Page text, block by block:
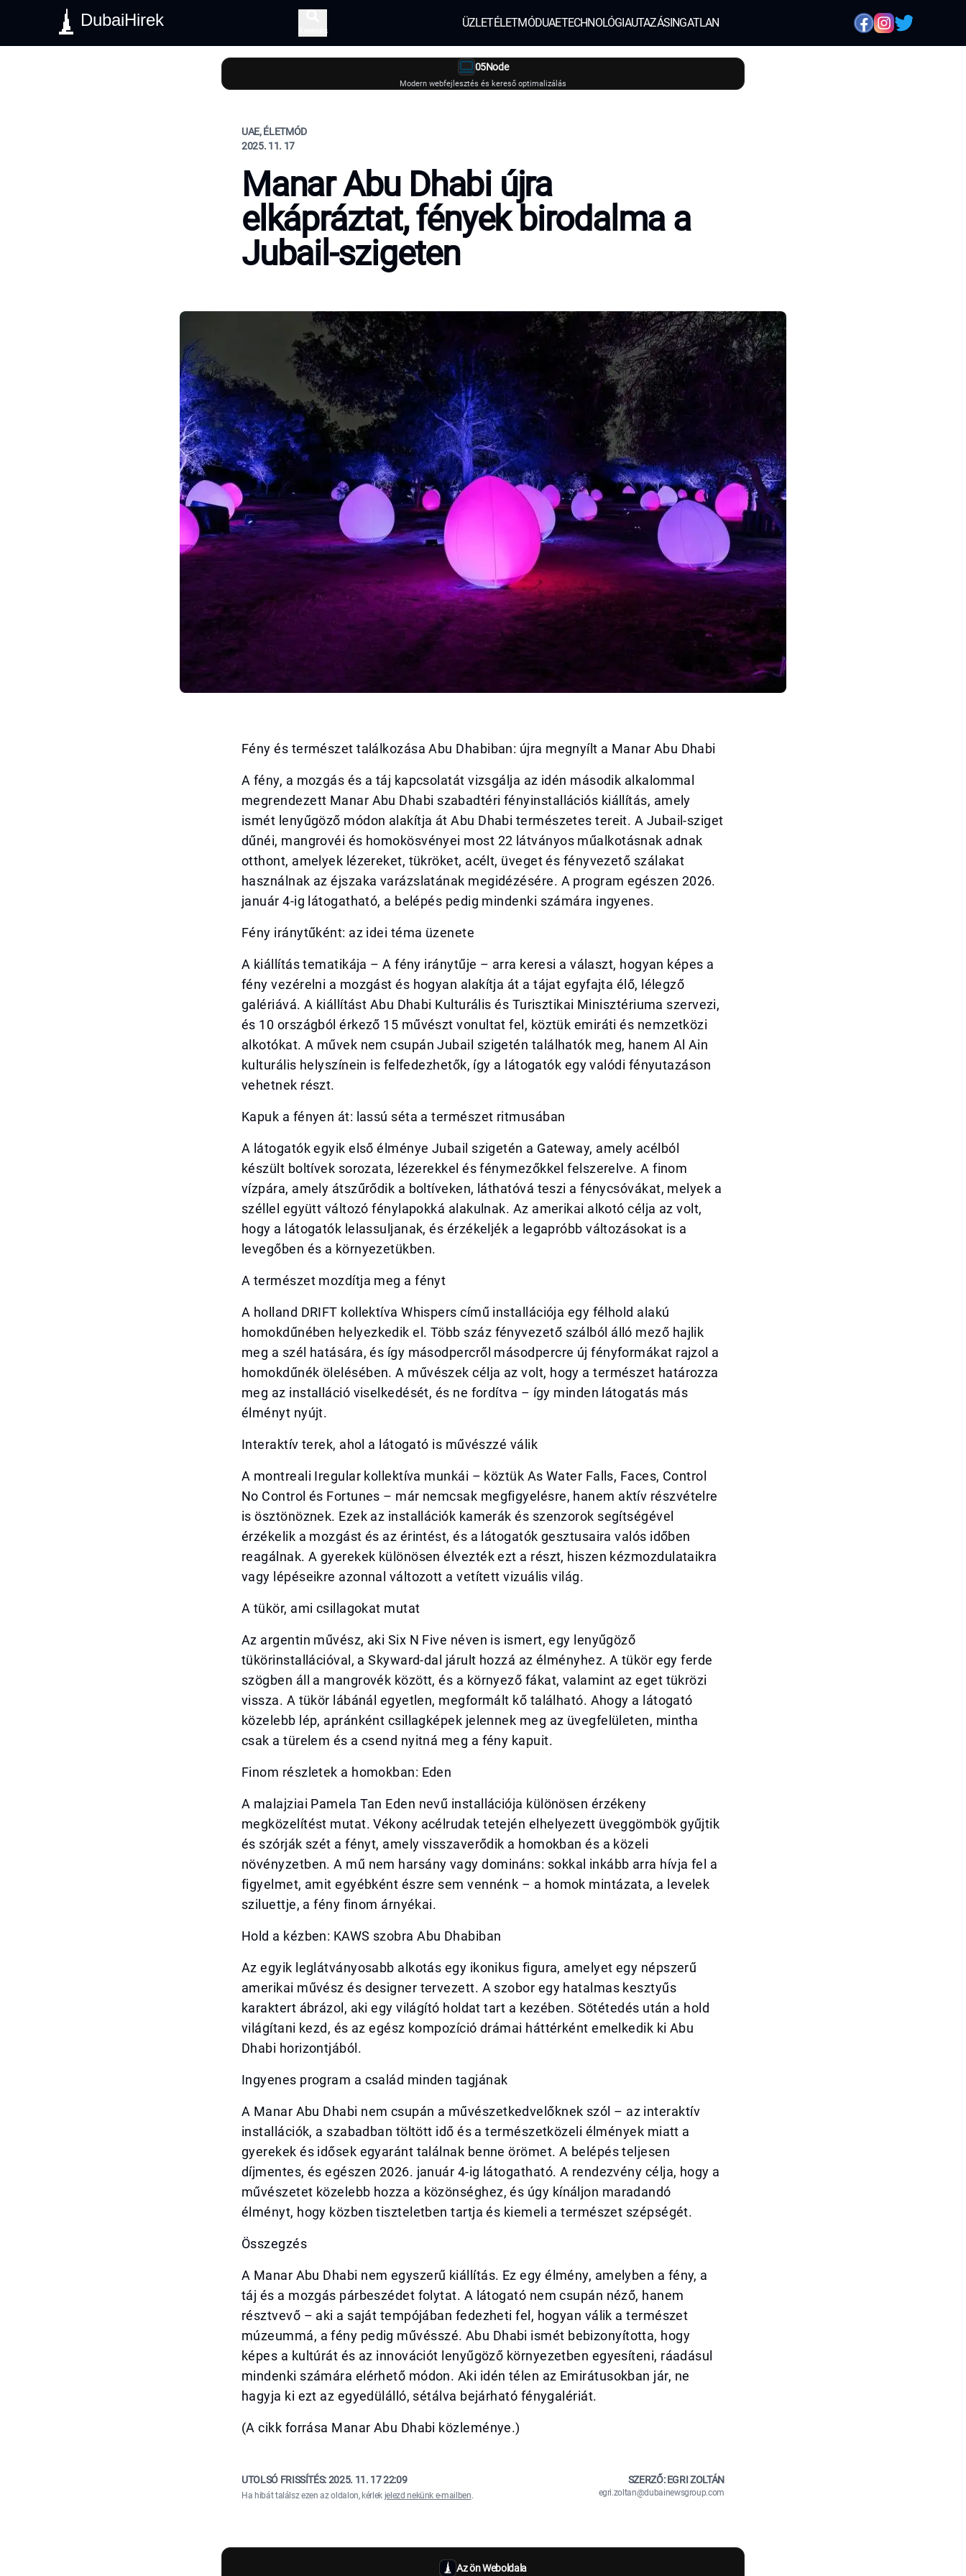
DubaiHirek
Keresés
ÜZLETÉLETMÓDUAETECHNOLÓGIAUTAZÁSINGATLAN
05Node
Modern webfejlesztés és kereső optimalizálás
UAE, ÉLETMÓD
2025. 11. 17
Manar Abu Dhabi újra
elkápráztat, fények birodalma a
Jubail-szigeten
Fény és természet találkozása Abu Dhabiban: újra megnyílt a Manar Abu Dhabi
A fény, a mozgás és a táj kapcsolatát vizsgálja az idén második alkalommal
megrendezett Manar Abu Dhabi szabadtéri fényinstallációs kiállítás, amely
ismét lenyűgöző módon alakítja át Abu Dhabi természetes tereit. A Jubail-sziget
dűnéi, mangrovéi és homokösvényei most 22 látványos műalkotásnak adnak
otthont, amelyek lézereket, tükröket, acélt, üveget és fényvezető szálakat
használnak az éjszaka varázslatának megidézésére. A program egészen 2026.
január 4-ig látogatható, a belépés pedig mindenki számára ingyenes.
Fény iránytűként: az idei téma üzenete
A kiállítás tematikája – A fény iránytűje – arra keresi a választ, hogyan képes a
fény vezérelni a mozgást és hogyan alakítja át a tájat egyfajta élő, lélegző
galériává. A kiállítást Abu Dhabi Kulturális és Turisztikai Minisztériuma szervezi,
és 10 országból érkező 15 művészt vonultat fel, köztük emiráti és nemzetközi
alkotókat. A művek nem csupán Jubail szigetén találhatók meg, hanem Al Ain
kulturális helyszínein is felfedezhetők, így a látogatók egy valódi fényutazáson
vehetnek részt.
Kapuk a fényen át: lassú séta a természet ritmusában
A látogatók egyik első élménye Jubail szigetén a Gateway, amely acélból
készült boltívek sorozata, lézerekkel és fénymezőkkel felszerelve. A finom
vízpára, amely átszűrődik a boltíveken, láthatóvá teszi a fénycsóvákat, melyek a
széllel együtt változó fénylapokká alakulnak. Az amerikai alkotó célja az volt,
hogy a látogatók lelassuljanak, és érzékeljék a legapróbb változásokat is a
levegőben és a környezetükben.
A természet mozdítja meg a fényt
A holland DRIFT kollektíva Whispers című installációja egy félhold alakú
homokdűnében helyezkedik el. Több száz fényvezető szálból álló mező hajlik
meg a szél hatására, és így másodpercről másodpercre új fényformákat rajzol a
homokdűnék ölelésében. A művészek célja az volt, hogy a természet határozza
meg az installáció viselkedését, és ne fordítva – így minden látogatás más
élményt nyújt.
Interaktív terek, ahol a látogató is művészzé válik
A montreali Iregular kollektíva munkái – köztük As Water Falls, Faces, Control
No Control és Fortunes – már nemcsak megfigyelésre, hanem aktív részvételre
is ösztönöznek. Ezek az installációk kamerák és szenzorok segítségével
érzékelik a mozgást és az érintést, és a látogatók gesztusaira valós időben
reagálnak. A gyerekek különösen élvezték ezt a részt, hiszen kézmozdulataikra
vagy lépéseikre azonnal változott a vetített vizuális világ.
A tükör, ami csillagokat mutat
Az argentin művész, aki Six N Five néven is ismert, egy lenyűgöző
tükörinstallációval, a Skyward-dal járult hozzá az élményhez. A tükör egy ferde
szögben áll a mangrovék között, és a környező fákat, valamint az eget tükrözi
vissza. A tükör lábánál egyetlen, megformált kő található. Ahogy a látogató
közelebb lép, apránként csillagképek jelennek meg az üvegfelületen, mintha
csak a türelem és a csend nyitná meg a fény kapuit.
Finom részletek a homokban: Eden
A malajziai Pamela Tan Eden nevű installációja különösen érzékeny
megközelítést mutat. Vékony acélrudak tetején elhelyezett üveggömbök gyűjtik
és szórják szét a fényt, amely visszaverődik a homokban és a közeli
növényzetben. A mű nem harsány vagy domináns: sokkal inkább arra hívja fel a
figyelmet, amit egyébként észre sem vennénk – a homok mintázata, a levelek
sziluettje, a fény finom árnyékai.
Hold a kézben: KAWS szobra Abu Dhabiban
Az egyik leglátványosabb alkotás egy ikonikus figura, amelyet egy népszerű
amerikai művész és designer tervezett. A szobor egy hatalmas kesztyűs
karaktert ábrázol, aki egy világító holdat tart a kezében. Sötétedés után a hold
világítani kezd, és az egész kompozíció drámai háttérként emelkedik ki Abu
Dhabi horizontjából.
Ingyenes program a család minden tagjának
A Manar Abu Dhabi nem csupán a művészetkedvelőknek szól – az interaktív
installációk, a szabadban töltött idő és a természetközeli élmények miatt a
gyerekek és idősek egyaránt találnak benne örömet. A belépés teljesen
díjmentes, és egészen 2026. január 4-ig látogatható. A rendezvény célja, hogy a
művészetet közelebb hozza a közönséghez, és úgy kínáljon maradandó
élményt, hogy közben tiszteletben tartja és kiemeli a természet szépségét.
Összegzés
A Manar Abu Dhabi nem egyszerű kiállítás. Ez egy élmény, amelyben a fény, a
táj és a mozgás párbeszédet folytat. A látogató nem csupán néző, hanem
résztvevő – aki a saját tempójában fedezheti fel, hogyan válik a természet
múzeummá, a fény pedig művésszé. Abu Dhabi ismét bebizonyította, hogy
képes a kultúrát és az innovációt lenyűgöző környezetben egyesíteni, ráadásul
mindenki számára elérhető módon. Aki idén télen az Emirátusokban jár, ne
hagyja ki ezt az egyedülálló, sétálva bejárható fénygalériát.
(A cikk forrása Manar Abu Dhabi közleménye.)
UTOLSÓ FRISSÍTÉS:2025. 11. 17 22:09
Ha hibát találsz ezen az oldalon, kérlek jelezd nekünk e-mailben.
SZERZŐ: EGRI ZOLTÁN
egri.zoltan@dubainewsgroup.com
Az ön Weboldala